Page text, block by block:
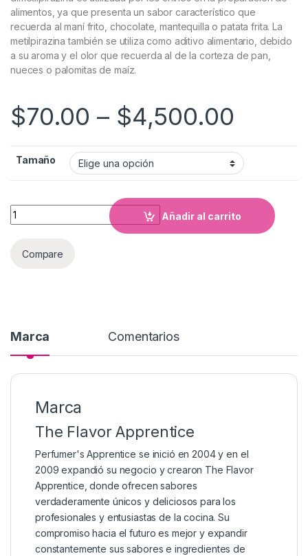
alimentos, ya que presenta un sabor característico que
recuerda al maní frito, chocolate, mantequilla o patata frita. La
metilpirazina también se utiliza como aditivo alimentario, debido
a su aroma y el olor que recuerda al de la corteza de pan,
nueces o palomitas de maíz.
$70.00 – $4,500.00
Tamaño
Cantidad
Añadir al carrito
Compare
Marca Comentarios
Marca
The Flavor Apprentice
Perfumer's Apprentice se inició en 2004 y en el
2009 expandió su negocio y crearon The Flavor
Apprentice, donde ofrecen sabores
verdaderamente únicos y deliciosos para los
profesionales y entusiastas de la cocina. Su
compromiso hacia el futuro es mejor y expandir
constantemente sus sabores e ingredientes de